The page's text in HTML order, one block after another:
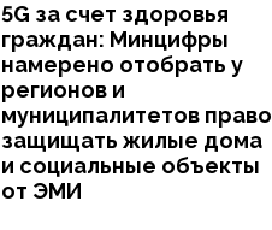
5G за счет здоровья
граждан: Минцифры
намерено отобрать у
регионов и
муниципалитетов право
защищать жилые дома
и социальные объекты
от ЭМИ